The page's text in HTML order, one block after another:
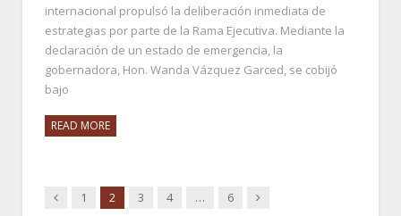
internacional propulsó la deliberación inmediata de
estrategias por parte de la Rama Ejecutiva. Mediante la
declaración de un estado de emergencia, la
gobernadora, Hon. Wanda Vázquez Garced, se cobijó
bajo
READ MORE
Previous
1 2 3 4 … 6 Next